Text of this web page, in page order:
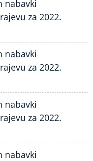
nabavki
za 2022.
nabavki
za 2022.
nabavki
za 2022.
nabavki